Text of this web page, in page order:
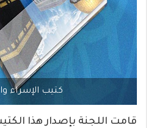
كتيب الإسراء
قامت اللجنة بإصدار هذا